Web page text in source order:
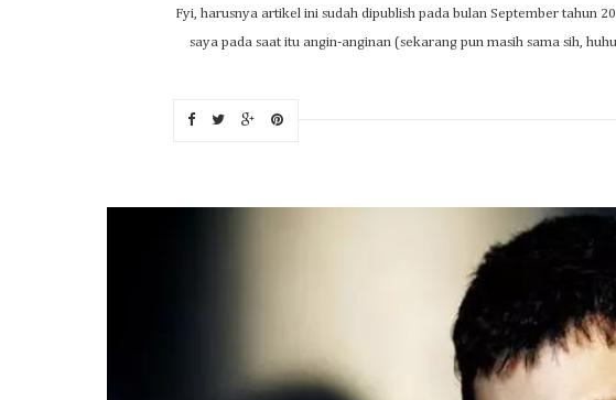
Fyi, harusnya artikel ini sudah dipublish pada bulan September tahun
saya pada saat itu angin-anginan (sekarang pun masih sama sih,